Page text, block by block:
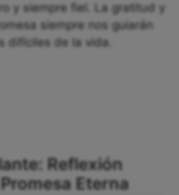
y siempre fiel. La gratitud y
siempre nos guiarán
difíciles de la vida.
Reflexión
Eterna